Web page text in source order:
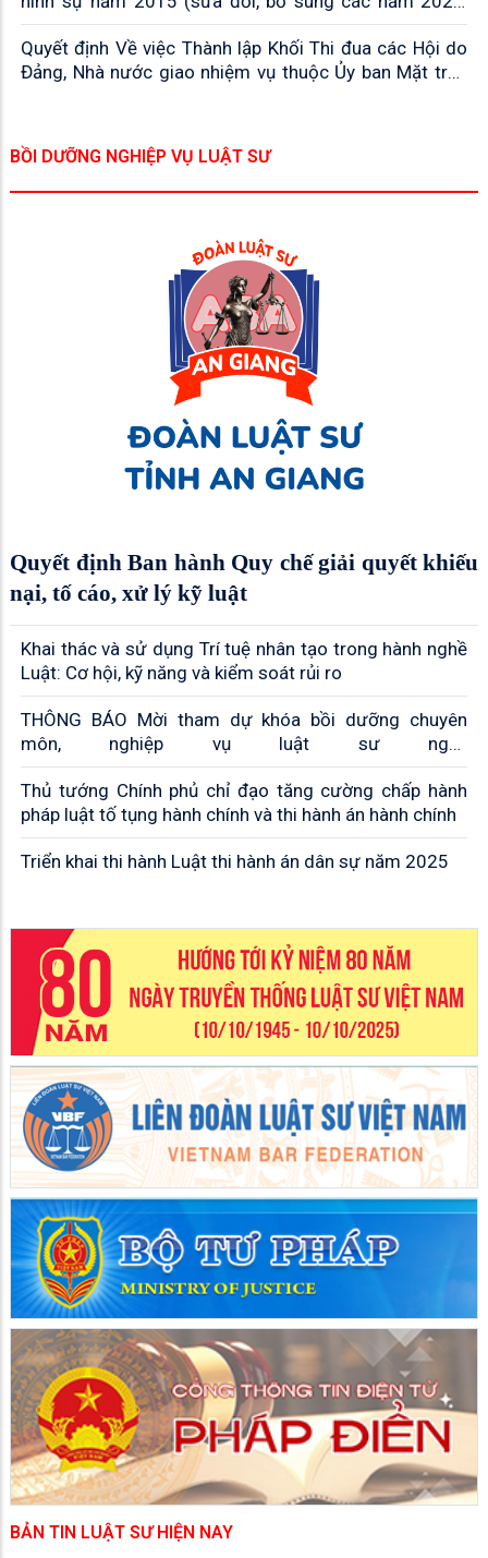
2024 và 2025)
Quyết định Về việc Thành lập Khối Thi đua các Hội do
Đảng, Nhà nước giao nhiệm vụ thuộc Ủy ban Mặt trận
BỒI DƯỠNG NGHIỆP VỤ LUẬT SƯ
Quyết định Ban hành Quy chế giải quyết khiếu
nại, tố cáo, xử lý kỹ luật
Khai thác và sử dụng Trí tuệ nhân tạo trong hành nghề
Luật: Cơ hội, kỹ năng và kiểm soát rủi ro
THÔNG BÁO Mời tham dự khóa bồi dưỡng chuyên
môn, nghiệp vụ luật sư ngày
07,14,20,21,28,29/03/2026
Thủ tướng Chính phủ chỉ đạo tăng cường chấp hành
pháp luật tố tụng hành chính và thi hành án hành chính
Triển khai thi hành Luật thi hành án dân sự năm 2025
BẢN TIN LUẬT SƯ HIỆN NAY